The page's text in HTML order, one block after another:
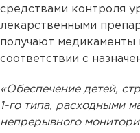
средствами контроля
лекарственными
получают медикаменты
соответствии с
«Обеспечение детей,
1-го типа, расходными
непрерывного